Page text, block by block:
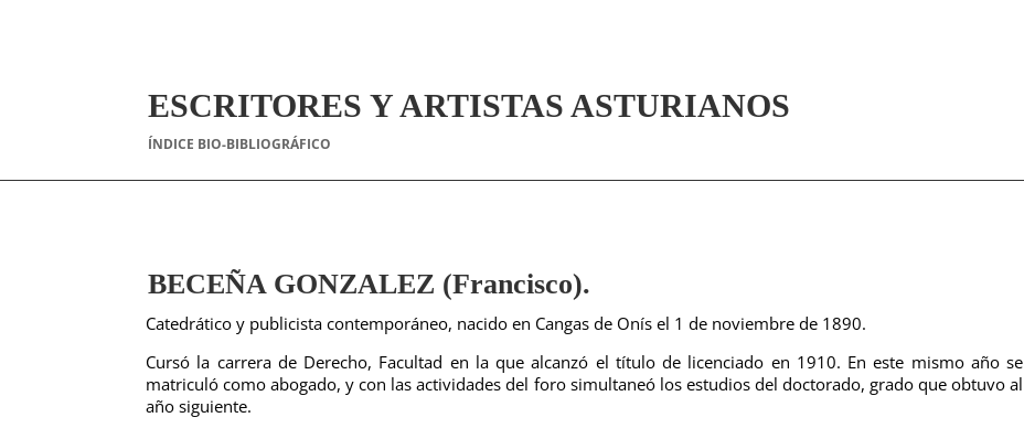
ESCRITORES Y ARTISTAS ASTURIANOS
ÍNDICE BIO-BIBLIOGRÁFICO
BECEÑA GONZALEZ (Francisco).
Catedrático y publicista contemporáneo, nacido en Cangas de Onís el 1 de noviembre de 1890.
Cursó la carrera de Derecho, Facultad en la que alcanzó el título de licenciado en 1910. En este mismo año se
matriculó como abogado, y con las actividades del foro simultaneó los estudios del doctorado, grado que obtuvo al
año siguiente.